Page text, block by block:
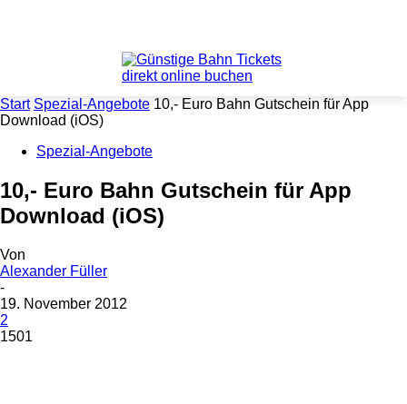
Start Spezial-Angebote 10,- Euro Bahn Gutschein für App
Download (iOS)
Spezial-Angebote
10,- Euro Bahn Gutschein für App
Download (iOS)
Von
Alexander Füller
-
19. November 2012
2
1501